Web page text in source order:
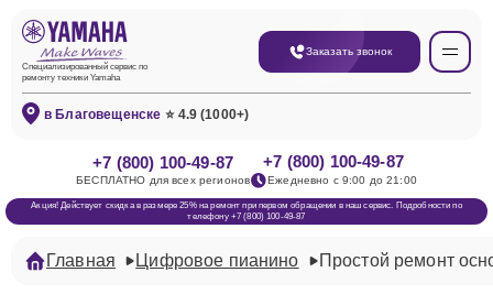
Специализированный сервис по
ремонту техники Yamaha
Заказать звонок
в Благовещенске ⭐ 4.9 (1000+)
+7 (800) 100-49-87
БЕСПЛАТНО для всех регионов
+7 (800) 100-49-87
Ежедневно с 9:00 до 21:00
Акция! Действует скидка в размере 25% на ремонт при первом обращении в наш сервис. Подробности по
телефону +7 (800) 100-49-87
Главная Цифровое пианино Простой ремонт